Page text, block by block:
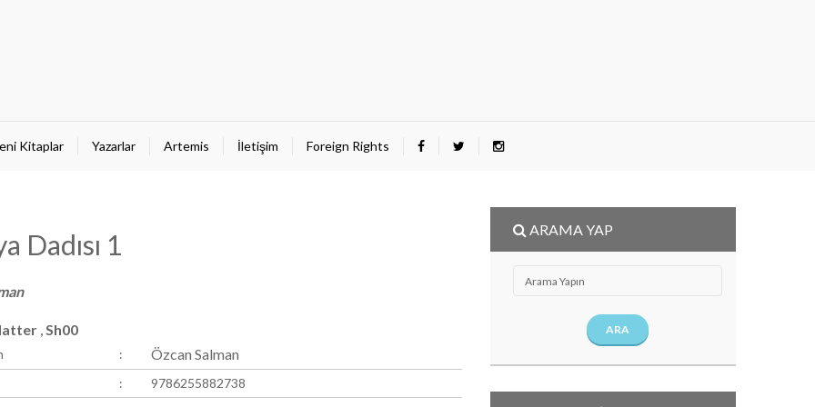
Kitaplar Yazarlar Artemis İletişim Foreign Rights
Dadısı 1
,Sh00
: Özcan Salman
:
9786255882738
ARAMA YAP
ARA